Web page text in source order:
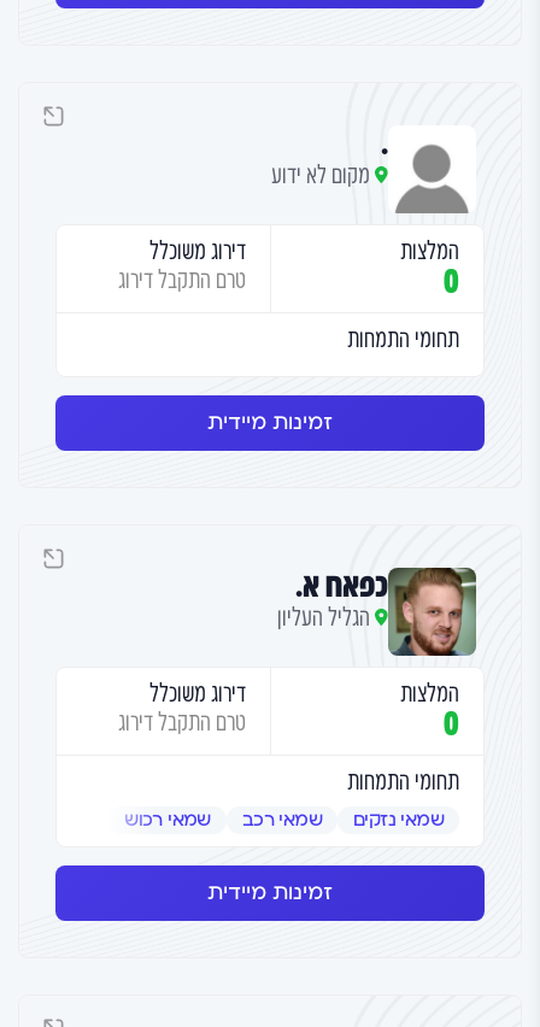
.
מקום לא ידוע
המלצות
0
דירוג משוכלל
טרם התקבל דירוג
תחומי התמחות
זמינות מיידית
כפאח א.
הגליל העליון
המלצות
0
דירוג משוכלל
טרם התקבל דירוג
תחומי התמחות
שמאי נזקים שמאי רכב שמאי רכוש
זמינות מיידית